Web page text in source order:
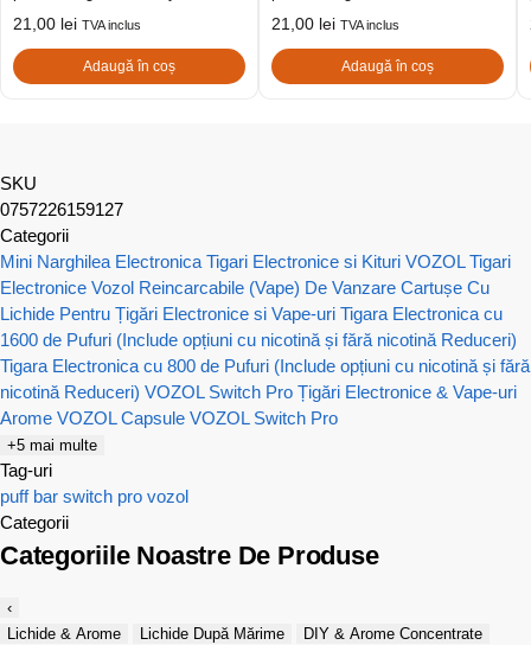
21,00 lei TVA inclus
Adaugă în coș
21,00 lei TVA inclus
Adaugă în coș
SKU
0757226159127
Categorii
Mini Narghilea Electronica Tigari Electronice si Kituri VOZOL Tigari
Electronice Vozol Reincarcabile (Vape) De Vanzare Cartușe Cu
Lichide Pentru Țigări Electronice si Vape-uri Tigara Electronica cu
1600 de Pufuri (Include opțiuni cu nicotină și fără nicotină Reduceri)
Tigara Electronica cu 800 de Pufuri (Include opțiuni cu nicotină și fără
nicotină Reduceri) VOZOL Switch Pro Țigări Electronice & Vape-uri
Arome VOZOL Capsule VOZOL Switch Pro
+5 mai multe
Tag-uri
puff bar switch pro vozol
Categorii
Categoriile Noastre De Produse
‹
Lichide & Arome
Lichide După Mărime
DIY & Arome Concentrate